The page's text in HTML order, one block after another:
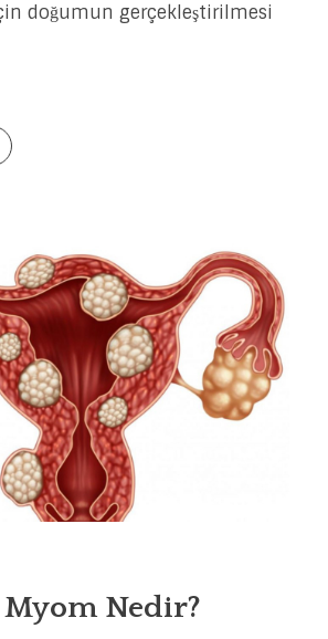
doğumun gerçekleştirilmesi
Myom Nedir?